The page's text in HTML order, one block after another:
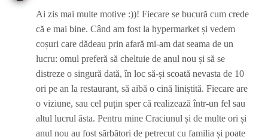
Ai zis mai multe motive :))! Fiecare se bucură cum crede
că e mai bine. Când am fost la hypermarket și vedem
coșuri care dădeau prin afară mi-am dat seama de un
lucru: omul preferă să cheltuie de anul nou și să se
distreze o singură dată, în loc să-și scoată nevasta de 10
ori pe an la restaurant, să aibă o cină liniștită. Fiecare are
o viziune, sau cel puțin sper că realizează într-un fel sau
altul lucrul ăsta. Pentru mine Craciunul și de multe ori și
anul nou au fost sărbători de petrecut cu familia și poate